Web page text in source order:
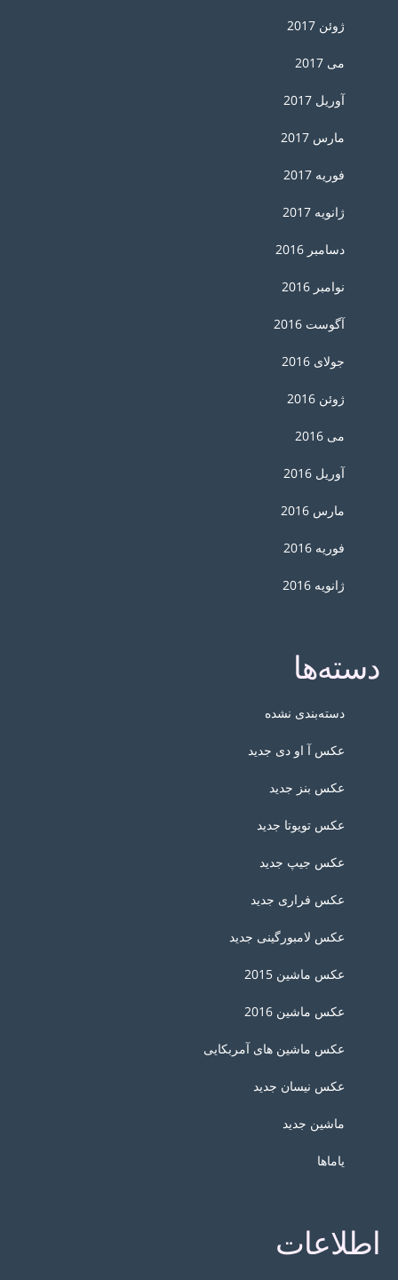
ژوئن 2017
می 2017
آوریل 2017
مارس 2017
فوریه 2017
ژانویه 2017
دسامبر 2016
نوامبر 2016
آگوست 2016
جولای 2016
ژوئن 2016
می 2016
آوریل 2016
مارس 2016
فوریه 2016
ژانویه 2016
دسته‌ها
دسته‌بندی نشده
عکس آ او دی جدید
عکس بنز جدید
عکس تویوتا جدید
عکس جیپ جدید
عکس فراری جدید
عکس لامبورگینی جدید
عکس ماشین 2015
عکس ماشین 2016
عکس ماشین های آمربکایی
عکس نیسان جدید
ماشین جدید
یاماها
اطلاعات